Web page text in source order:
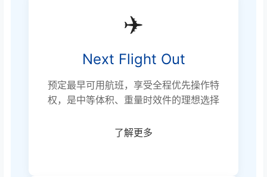
✈️
Next Flight Out
预定最早可用航班，享受全程优先操作特
权，是中等体积、重量时效件的理想选择
了解更多